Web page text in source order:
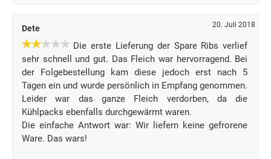
Dete 20. Juli 2018
Die erste Lieferung der Spare Ribs verlief
sehr schnell und gut. Das Fleich war hervorragend. Bei
der Folgebestellung kam diese jedoch erst nach 5
Tagen ein und wurde persönlich in Empfang genommen.
Leider war das ganze Fleich verdorben, da die
Kühlpacks ebenfalls durchgewärmt waren.
Die einfache Antwort war: Wir liefern keine gefrorene
Ware. Das wars!